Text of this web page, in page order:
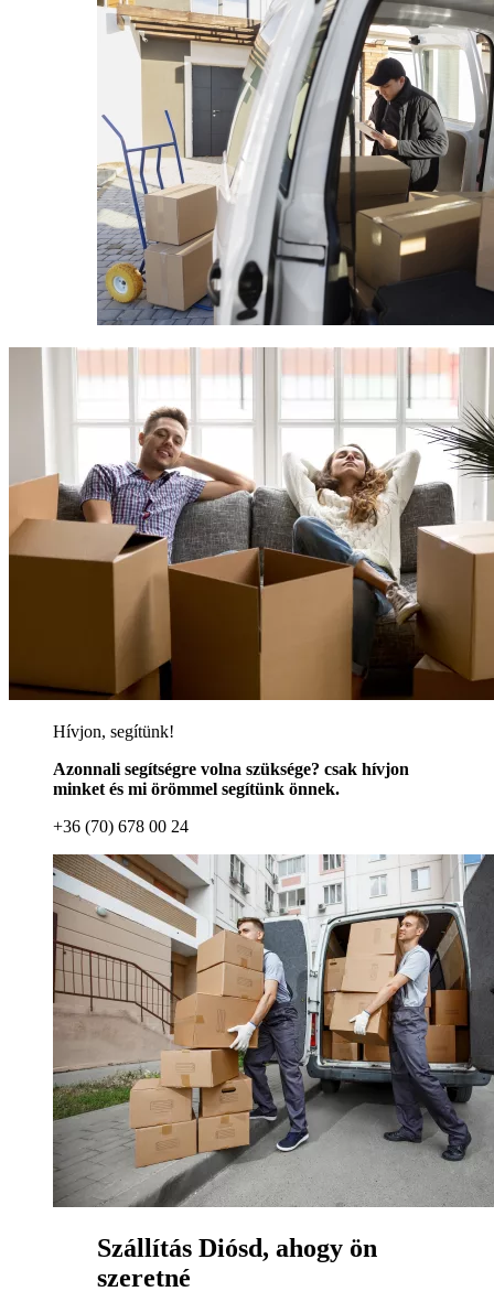
Hívjon, segítünk!
Azonnali segítségre volna szüksége? csak hívjon
minket és mi örömmel segítünk önnek.
+36 (70) 678 00 24
Szállítás Diósd, ahogy ön
szeretné